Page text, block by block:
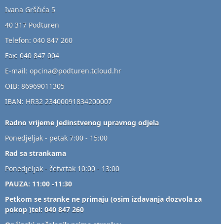
Ivana Grščića 5
40 317 Podturen
Telefon: 040 847 260
Fax: 040 847 004
E-mail: opcina@podturen.tcloud.hr
OIB: 86969011305
IBAN: HR32 23400091834200007
Radno vrijeme Jedinstvenog upravnog odjela
Ponedjeljak - petak 7:00 - 15:00
Rad sa strankama
Ponedjeljak - četvrtak 10:00 - 13:00
PAUZA: 11:00 -11:30
Petkom se stranke ne primaju (osim izdavanja dozvola za
pokop )tel: 040 847 260